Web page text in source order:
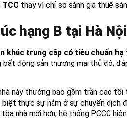
TCO thay vì chỉ so sánh giá thuê
hạng B tại Hà
khúc trung cấp có tiêu chuẩn
động sản thương mại thủ đô,
này thường bao gồm trần cao tối
biệt thực sự nằm ở sự chuyển dịch
nhà mới hơn, hệ thống PCCC